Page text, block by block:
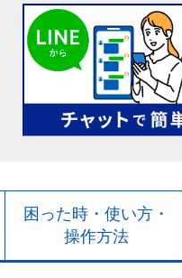
困った時・使い方・
操作方法